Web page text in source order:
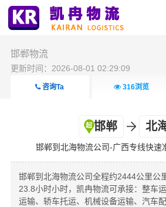
邯郸物流
更新时间：2026-08-01 02:29:09
咨询Ta 316浏览
邯郸 北
邯郸到北海物流公司-广西专线快速
邯郸到北海物流公司全程约2444公里公
23.8小时小时，凯冉物流可承接：整车
运输、轿车托运、机械设备运输、汽车